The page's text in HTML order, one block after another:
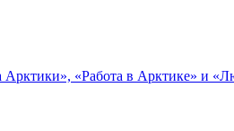
Арктики», «Работа в Арктике» и